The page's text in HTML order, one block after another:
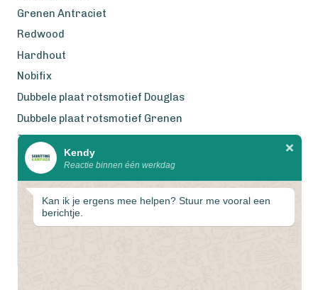
Grenen Antraciet
Redwood
Hardhout
Nobifix
Dubbele plaat rotsmotief Douglas
Dubbele plaat rotsmotief Grenen
Zweeds Rabat Douglas
Wij werken met eerlijke
gecertificeerde houtsoorten
Kendy
Reactie binnen één werkdag
Kan ik je ergens mee helpen? Stuur me vooral een
berichtje.